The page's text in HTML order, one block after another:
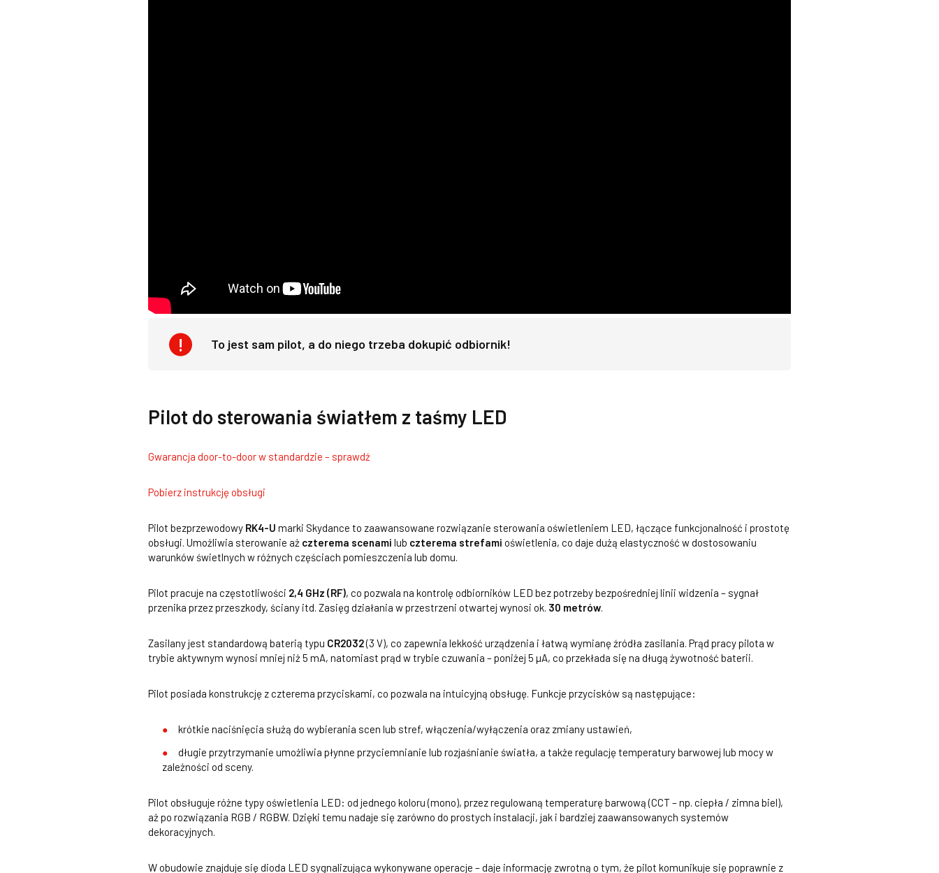
To jest sam pilot, a do niego trzeba dokupić odbiornik!
Pilot do sterowania światłem z taśmy LED
Gwarancja door-to-door w standardzie – sprawdź
Pobierz instrukcję obsługi
Pilot bezprzewodowy RK4-U marki Skydance to zaawansowane rozwiązanie sterowania oświetleniem LED, łączące funkcjonalność i prostotę
obsługi. Umożliwia sterowanie aż czterema scenami lub czterema strefami oświetlenia, co daje dużą elastyczność w dostosowaniu
warunków świetlnych w różnych częściach pomieszczenia lub domu.
Pilot pracuje na częstotliwości 2,4 GHz (RF), co pozwala na kontrolę odbiorników LED bez potrzeby bezpośredniej linii widzenia – sygnał
przenika przez przeszkody, ściany itd. Zasięg działania w przestrzeni otwartej wynosi ok. 30 metrów.
Zasilany jest standardową baterią typu CR2032(3 V), co zapewnia lekkość urządzenia i łatwą wymianę źródła zasilania. Prąd pracy pilota w
trybie aktywnym wynosi mniej niż 5 mA, natomiast prąd w trybie czuwania – poniżej 5 µA, co przekłada się na długą żywotność baterii.
Pilot posiada konstrukcję z czterema przyciskami, co pozwala na intuicyjną obsługę. Funkcje przycisków są następujące:
krótkie naciśnięcia służą do wybierania scen lub stref, włączenia/wyłączenia oraz zmiany ustawień,
długie przytrzymanie umożliwia płynne przyciemnianie lub rozjaśnianie światła, a także regulację temperatury barwowej lub mocy w
zależności od sceny.
Pilot obsługuje różne typy oświetlenia LED: od jednego koloru (mono), przez regulowaną temperaturę barwową (CCT – np. ciepła / zimna biel),
aż po rozwiązania RGB / RGBW. Dzięki temu nadaje się zarówno do prostych instalacji, jak i bardziej zaawansowanych systemów
dekoracyjnych.
W obudowie znajduje się dioda LED sygnalizująca wykonywane operacje – daje informację zwrotną o tym, że pilot komunikuje się poprawnie z